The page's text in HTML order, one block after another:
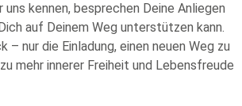
uns kennen, besprechen Deine Anliegen
auf Deinem Weg unterstützen kann.
– nur die Einladung, einen neuen Weg zu
mehr innerer Freiheit und Lebensfreude